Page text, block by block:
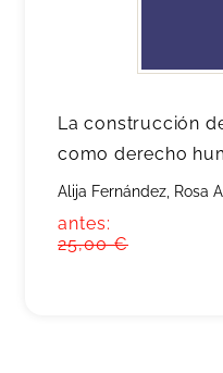
La construcción
como derecho
Alija Fernández, Rosa
antes:
25,00 €